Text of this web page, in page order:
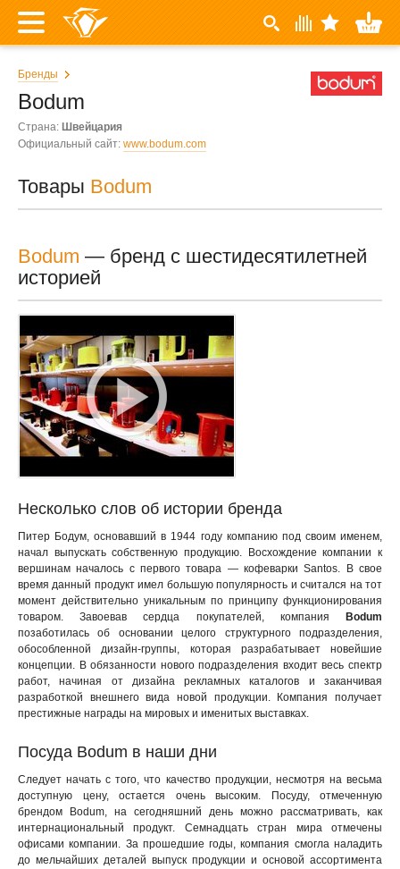
Бренды
Bodum
Страна: Швейцария
Официальный сайт: www.bodum.com
Товары Bodum
Bodum — бренд с шестидесятилетней
историей
Несколько слов об истории бренда
Питер Бодум, основавший в 1944 году компанию под своим именем,
начал выпускать собственную продукцию. Восхождение компании к
вершинам началось с первого товара — кофеварки Santos. В свое
время данный продукт имел большую популярность и считался на тот
момент действительно уникальным по принципу функционирования
товаром. Завоевав сердца покупателей, компания
Bodum
позаботилась об основании целого структурного подразделения,
обособленной дизайн-группы, которая разрабатывает новейшие
концепции. В обязанности нового подразделения входит весь спектр
работ, начиная от дизайна рекламных каталогов и заканчивая
разработкой внешнего вида новой продукции. Компания получает
престижные награды на мировых и именитых выставках.
Посуда Bodum в наши дни
Следует начать с того, что качество продукции, несмотря на весьма
доступную цену, остается очень высоким. Посуду, отмеченную
брендом Bodum, на сегодняшний день можно рассматривать, как
интернациональный продукт. Семнадцать стран мира отмечены
офисами компании. За прошедшие годы, компания смогла наладить
до мельчайших деталей выпуск продукции и основой ассортимента